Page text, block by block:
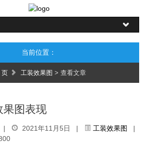
当前位置：
页 工装效果图 > 查看文章
果图表现
| 2021年11月5日 | 工装效果图
|